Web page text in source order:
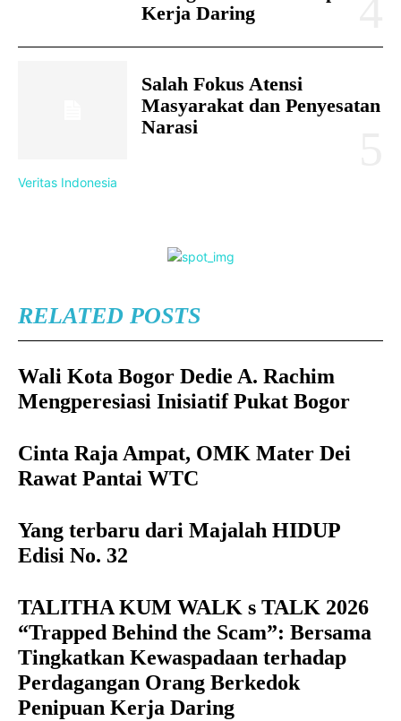
Kerja Daring
Salah Fokus Atensi
Masyarakat dan Penyesatan
Narasi
Veritas Indonesia
RELATED POSTS
Wali Kota Bogor Dedie A. Rachim
Mengperesiasi Inisiatif Pukat Bogor
Cinta Raja Ampat, OMK Mater Dei
Rawat Pantai WTC
Yang terbaru dari Majalah HIDUP
Edisi No. 32
TALITHA KUM WALK s TALK 2026
“Trapped Behind the Scam”: Bersama
Tingkatkan Kewaspadaan terhadap
Perdagangan Orang Berkedok
Penipuan Kerja Daring